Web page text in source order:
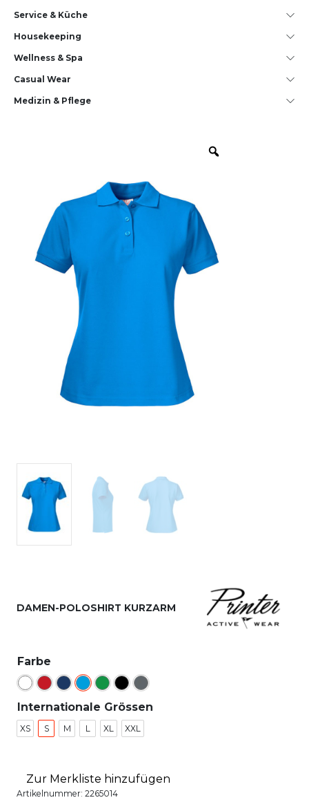
Service & Küche
House­keeping
Wellness & Spa
Casual Wear
Medizin & Pflege
DAMEN-POLOSHIRT KURZARM
Farbe
Internationale Grössen
XS S M L XL XXL
Zur Merkliste hinzufügen
Artikelnummer: 2265014